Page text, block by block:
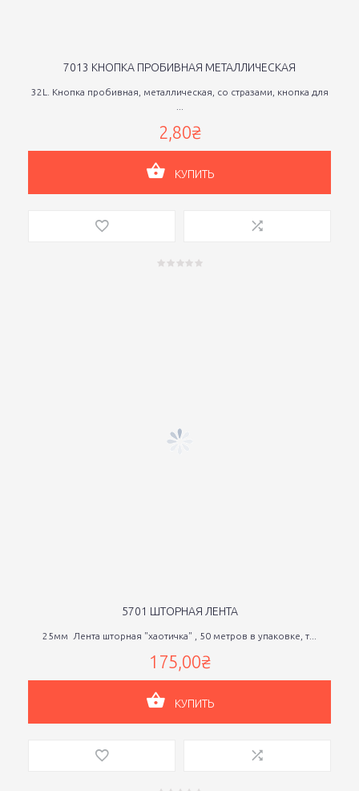
7013 КНОПКА ПРОБИВНАЯ МЕТАЛЛИЧЕСКАЯ
32L. Кнопка пробивная, металлическая, со стразами, кнопка для
2,80₴
КУПИТЬ
5701 ШТОРНАЯ ЛЕНТА
25мм Лента шторная "хаотичка" , 50 метров в упаковке, т...
175,00₴
КУПИТЬ